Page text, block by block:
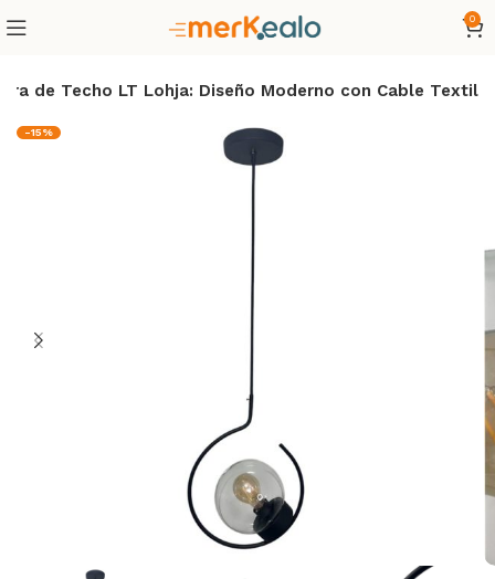
0
de Techo LT Lohja: Diseño Moderno con Cable Textil
-15%